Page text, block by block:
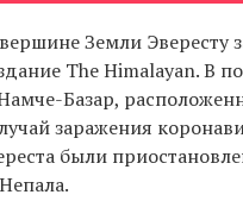
Земли Эвересту
The Himalayan. В
Базар,
заражения
были